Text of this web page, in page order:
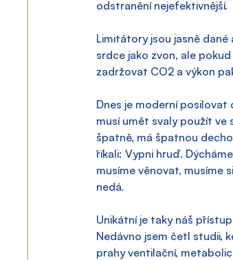
odstranění nejefektivnější.
Limitátory jsou jasně
srdce jako zvon, ale
zadržovat CO2 a výkon
Dnes je moderní posilovat
musí umět svaly použít
špatně, má špatnou
říkali: Vypni hruď.
musíme věnovat, musíme
nedá.
Unikátní je taky náš
Nedávno jsem četl studii,
prahy ventilační,